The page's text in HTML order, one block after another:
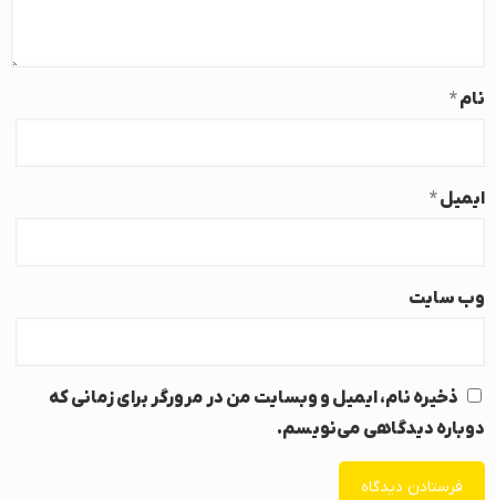
نام*
ایمیل*
وب‌ سایت
ذخیره نام، ایمیل و وبسایت من در مرورگر برای زمانی که
دوباره دیدگاهی می‌نویسم.